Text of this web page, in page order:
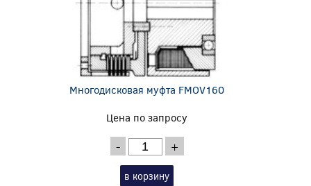
Многодисковая муфта FMOV160
Цена по запросу
- +
в корзину